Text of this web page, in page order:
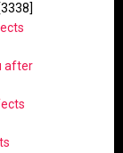
[3338]
after